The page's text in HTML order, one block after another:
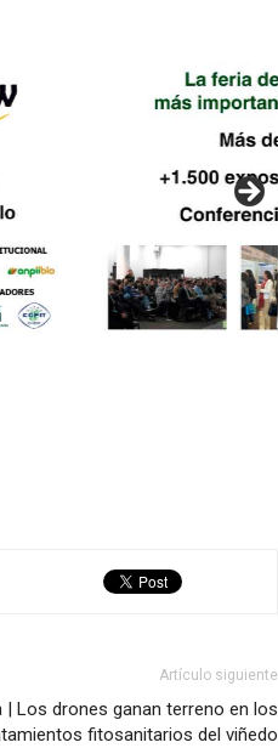
Artículo siguiente
| Los drones ganan terreno en los
fitosanitarios del viñedo